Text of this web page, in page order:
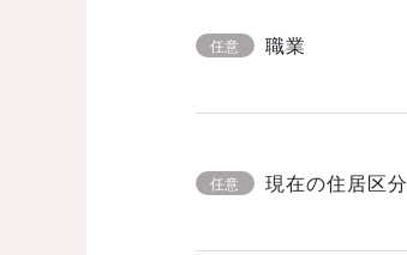
任意 職業
任意 現在の住居区分